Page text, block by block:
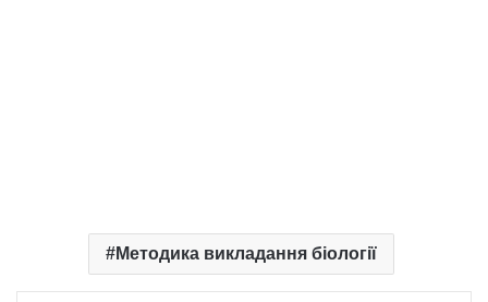
Методика викладання біології